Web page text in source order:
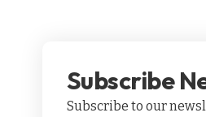
Subscribe
Subscribe to our